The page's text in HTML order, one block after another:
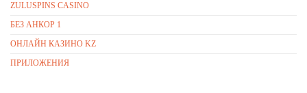
ZULUSPINS CASINO
БЕЗ АНКОР 1
ОНЛАЙН КАЗИНО KZ
ПРИЛОЖЕНИЯ